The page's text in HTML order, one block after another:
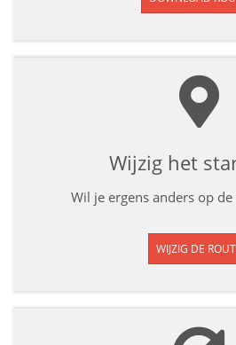
Wijzig het
Wil je ergens anders op
WIJZIG DE